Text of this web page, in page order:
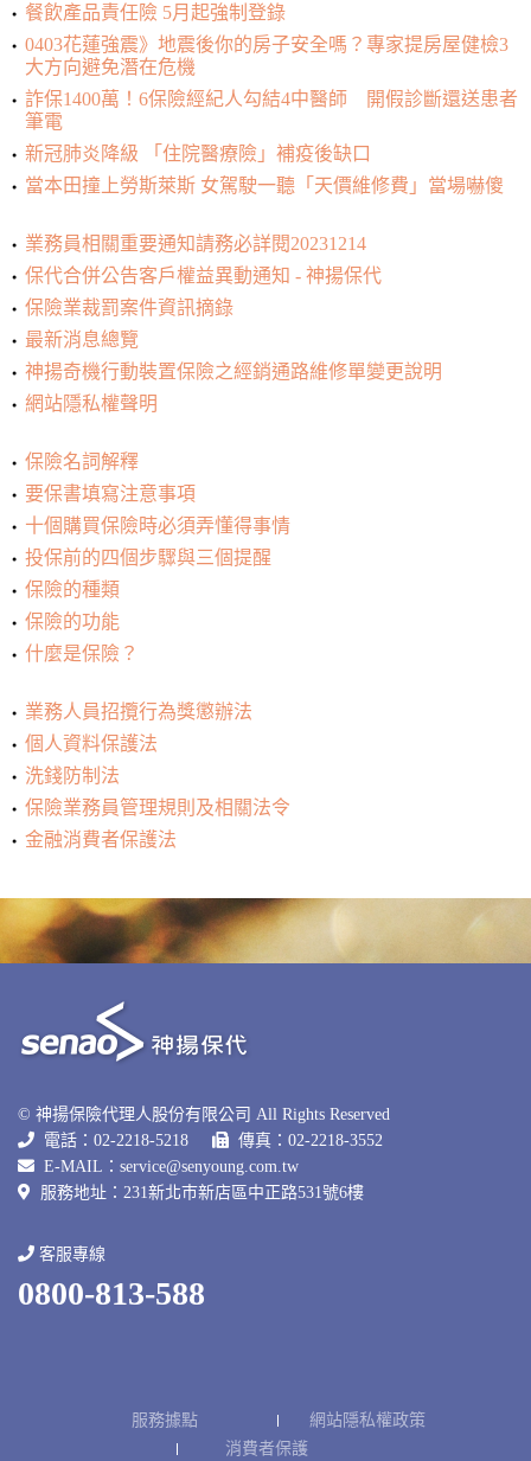
餐飲產品責任險 5月起強制登錄
0403花蓮強震》地震後你的房子安全嗎？專家提房屋健檢3
大方向避免潛在危機
詐保1400萬！6保險經紀人勾結4中醫師 開假診斷還送患者
筆電
新冠肺炎降級 「住院醫療險」補疫後缺口
當本田撞上勞斯萊斯 女駕駛一聽「天價維修費」當場嚇傻
業務員相關重要通知請務必詳閱20231214
保代合併公告客戶權益異動通知 - 神揚保代
保險業裁罰案件資訊摘錄
最新消息總覽
神揚奇機行動裝置保險之經銷通路維修單變更說明
網站隱私權聲明
保險名詞解釋
要保書填寫注意事項
十個購買保險時必須弄懂得事情
投保前的四個步驟與三個提醒
保險的種類
保險的功能
什麼是保險？
業務人員招攬行為獎懲辦法
個人資料保護法
洗錢防制法
保險業務員管理規則及相關法令
金融消費者保護法
© 神揚保險代理人股份有限公司 All Rights Reserved
電話：02-2218-5218
傳真：02-2218-3552
E-MAIL： service@senyoung.com.tw
服務地址：231新北巿新店區中正路531號6樓
客服專線
0800-813-588
服務據點
網站隱私權政策
消費者保護